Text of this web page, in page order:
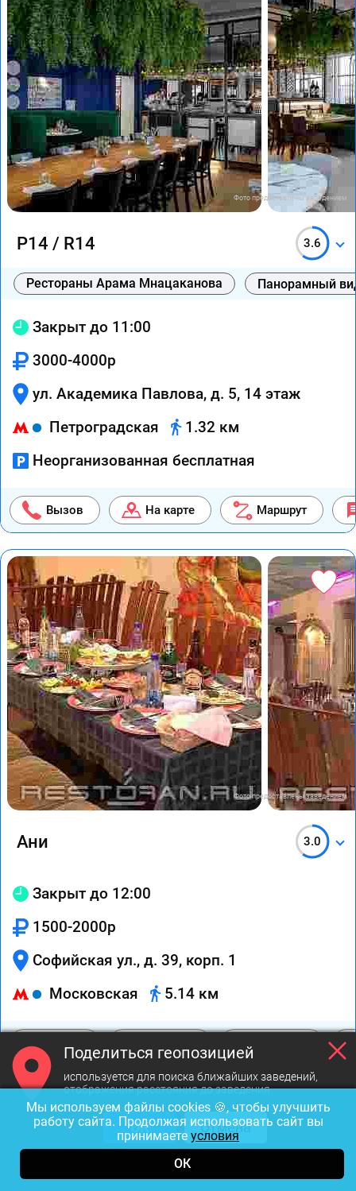
Фото предоставлены заведением
Р14 / R14 3.6
Рестораны Арама Мнацаканова Панорамный
Закрыт до 11:00
3000-4000р
ул. Академика Павлова, д. 5, 14 этаж
Петроградская
1.32 км
Неорганизованная бесплатная
Вызов На карте Маршрут
Фото предоставлены заведением
Ани 3.0
Закрыт до 12:00
1500-2000р
Софийская ул., д. 39, корп. 1
Московская
5.14 км
Поделиться геопозицией
используется для поиска ближайших заведений,
отображения расстояния до заведения
ОК Отмена
Мы используем файлы cookies 🍪, чтобы улучшить
работу сайта. Продолжая использовать сайт вы
принимаете условия
ОК